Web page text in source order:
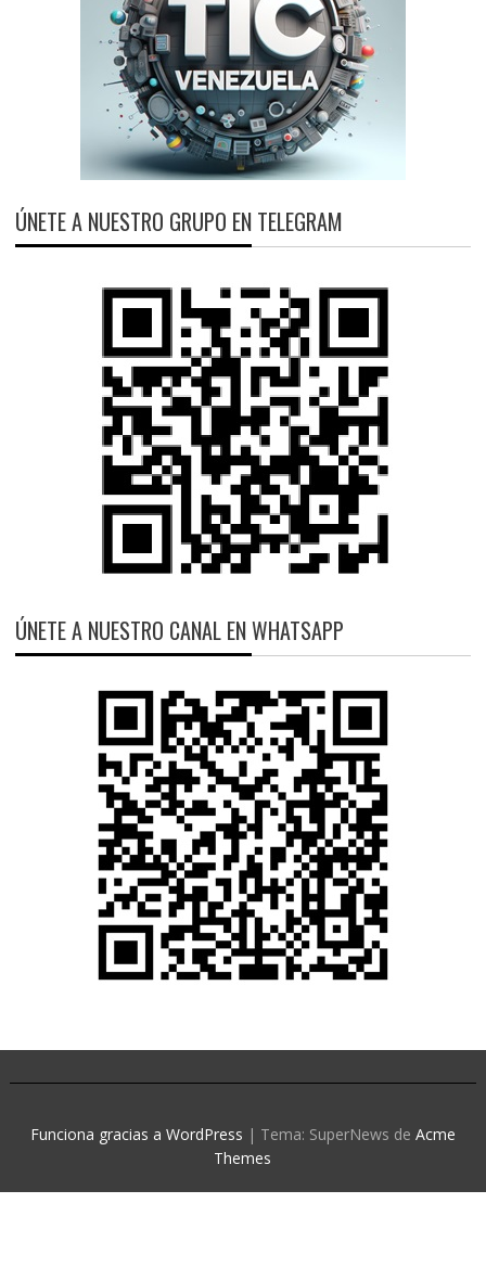
ÚNETE A NUESTRO GRUPO EN TELEGRAM
ÚNETE A NUESTRO CANAL EN WHATSAPP
Funciona gracias a WordPress | Tema: SuperNews de Acme
Themes